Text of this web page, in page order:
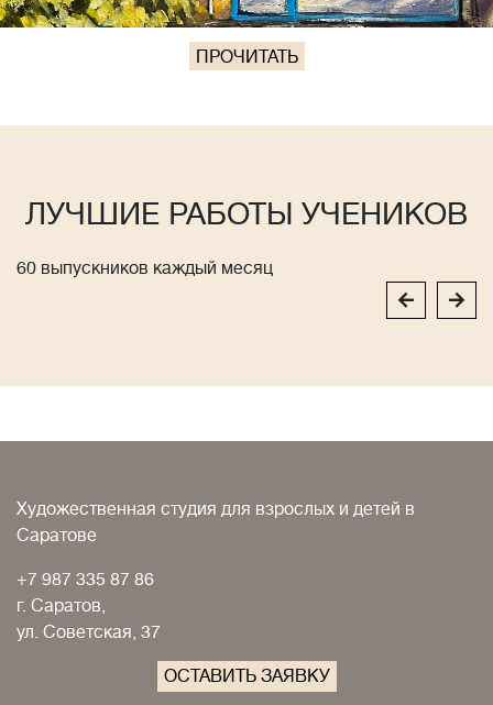
ПРОЧИТАТЬ
ЛУЧШИЕ РАБОТЫ УЧЕНИКОВ
60 выпускников каждый месяц
Художественная студия для взрослых и детей в
Саратове
+7 987 335 87 86
г. Саратов,
ул. Советская, 37
ОСТАВИТЬ ЗАЯВКУ